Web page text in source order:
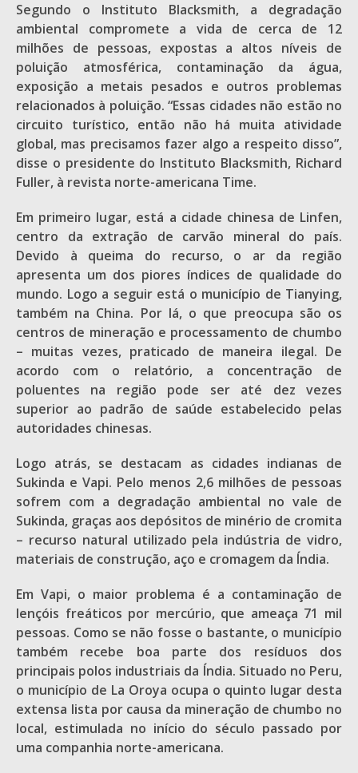
Segundo o Instituto Blacksmith, a degradação
ambiental compromete a vida de cerca de 12
milhões de pessoas, expostas a altos níveis de
poluição atmosférica, contaminação da água,
exposição a metais pesados e outros problemas
relacionados à poluição. “Essas cidades não estão no
circuito turístico, então não há muita atividade
global, mas precisamos fazer algo a respeito disso”,
disse o presidente do Instituto Blacksmith, Richard
Fuller, à revista norte-americana Time.
Em primeiro lugar, está a cidade chinesa de Linfen,
centro da extração de carvão mineral do país.
Devido à queima do recurso, o ar da região
apresenta um dos piores índices de qualidade do
mundo. Logo a seguir está o município de Tianying,
também na China. Por lá, o que preocupa são os
centros de mineração e processamento de chumbo
– muitas vezes, praticado de maneira ilegal. De
acordo com o relatório, a concentração de
poluentes na região pode ser até dez vezes
superior ao padrão de saúde estabelecido pelas
autoridades chinesas.
Logo atrás, se destacam as cidades indianas de
Sukinda e Vapi. Pelo menos 2,6 milhões de pessoas
sofrem com a degradação ambiental no vale de
Sukinda, graças aos depósitos de minério de cromita
– recurso natural utilizado pela indústria de vidro,
materiais de construção, aço e cromagem da Índia.
Em Vapi, o maior problema é a contaminação de
lençóis freáticos por mercúrio, que ameaça 71 mil
pessoas. Como se não fosse o bastante, o município
também recebe boa parte dos resíduos dos
principais polos industriais da Índia. Situado no Peru,
o município de La Oroya ocupa o quinto lugar desta
extensa lista por causa da mineração de chumbo no
local, estimulada no início do século passado por
uma companhia norte-americana.